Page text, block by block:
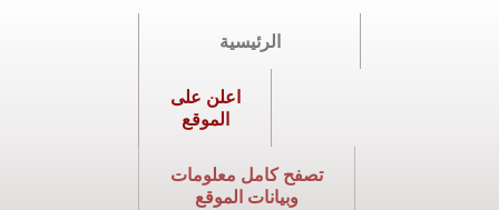
الرئيسية
اعلن على
الموقع
تصفح كامل معلومات
وبيانات الموقع